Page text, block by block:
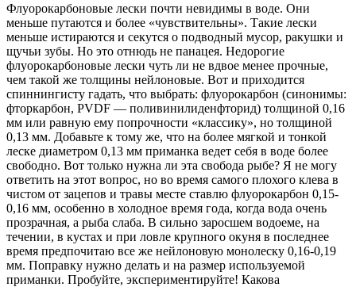
Флуорокарбоновые лески почти невидимы в воде. Они
меньше путаются и более «чувствительны». Такие лески
меньше истираются и секутся о подводный мусор, ракушки и
щучьи зубы. Но это отнюдь не панацея. Недорогие
флуорокарбоновые лески чуть ли не вдвое менее прочные,
чем такой же толщины нейлоновые. Вот и приходится
спиннингисту гадать, что выбрать: флуорокарбон (синонимы:
фторкарбон, PVDF — поливинилиденфторид) толщиной 0,16
мм или равную ему попрочности «классику», но толщиной
0,13 мм. Добавьте к тому же, что на более мягкой и тонкой
леске диаметром 0,13 мм приманка ведет себя в воде более
свободно. Вот только нужна ли эта свобода рыбе? Я не могу
ответить на этот вопрос, но во время самого плохого клева в
чистом от зацепов и травы месте ставлю флуорокарбон 0,15-
0,16 мм, особенно в холодное время года, когда вода очень
прозрачная, а рыба слаба. В сильно заросшем водоеме, на
течении, в кустах и при ловле крупного окуня в последнее
время предпочитаю все же нейлоновую монолеску 0,16-0,19
мм. Поправку нужно делать и на размер используемой
приманки. Пробуйте, экспериментируйте! Какова